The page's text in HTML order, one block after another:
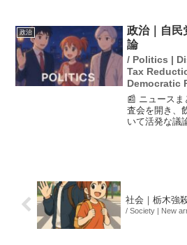
トラフ地震や
めや業者の売
政治
政治｜自民
論
/ Politics |
Tax
Democratic
📰 ニュースま
査会を開き、
いて活発な議
社会｜栃木強
/ Society | New